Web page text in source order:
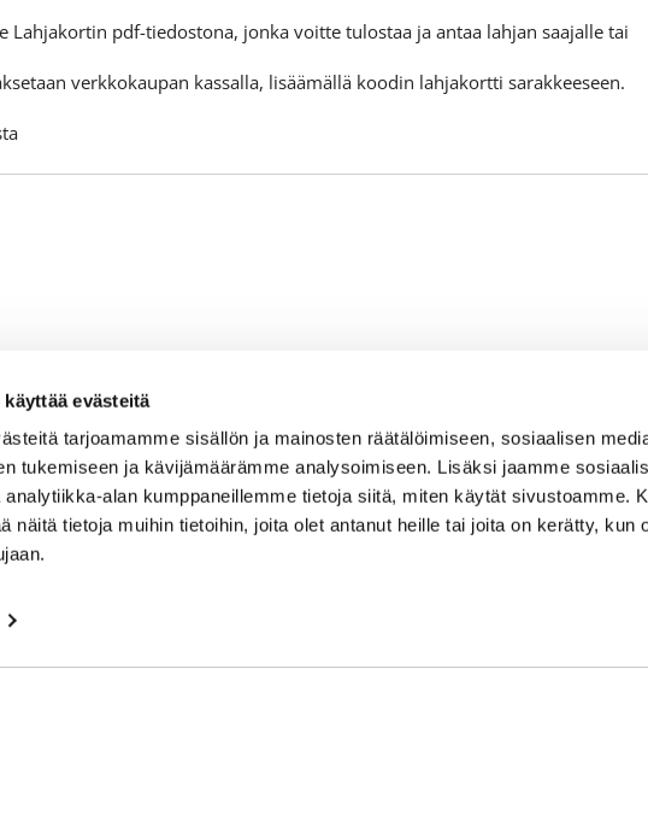
evästeitä
tarjoamamme sisällön ja mainosten räätälöimiseen, sosiaalisen
tukemiseen ja kävijämäärämme analysoimiseen. Lisäksi jaamme
analytiikka-alan kumppaneillemme tietoja siitä, miten käytät sivustoamme.
näitä tietoja muihin tietoihin, joita olet antanut heille tai joita on kerätty, kun
Lahjakortin pdf-tiedostona, jonka voitte tulostaa ja antaa lahjan saajalle tai
verkkokaupan kassalla, lisäämällä koodin lahjakortti sarakkeeseen.